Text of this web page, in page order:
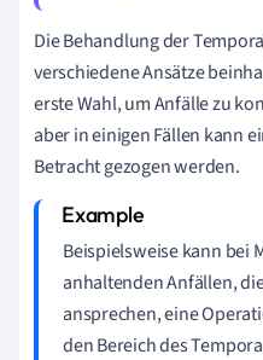
Die Behandlung der
verschiedene Ansätze
erste Wahl, um Anfälle zu
aber in einigen Fällen kann
Betracht gezogen werden.
Beispielsweise kann bei
anhaltenden Anfällen,
ansprechen, eine
den Bereich des